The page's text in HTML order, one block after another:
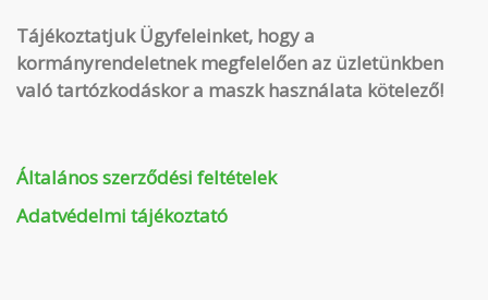
Tájékoztatjuk Ügyfeleinket, hogy a
kormányrendeletnek megfelelően az üzletünkben
való tartózkodáskor a maszk használata kötelező!
Általános szerződési feltételek
Adatvédelmi tájékoztató